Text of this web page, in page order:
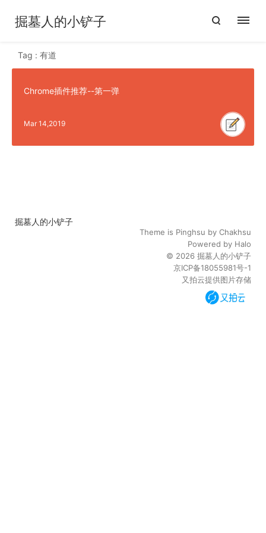
掘墓人的小铲子
Tag : 有道
Chrome插件推荐--第一弹
Mar 14,2019
掘墓人的小铲子
Theme is Pinghsu by Chakhsu
Powered by Halo
© 2026 掘墓人的小铲子
京ICP备18055981号-1
又拍云提供图片存储